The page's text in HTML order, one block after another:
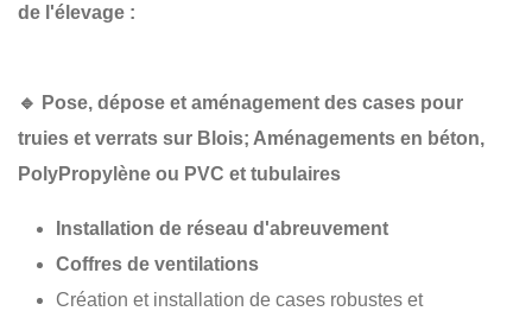
de l'élevage :
🔹 Pose, dépose et aménagement des cases pour
truies et verrats sur Blois; Aménagements en béton,
PolyPropylène ou PVC et tubulaires
Installation de réseau d'abreuvement
Coffres de ventilations
Création et installation de cases robustes et